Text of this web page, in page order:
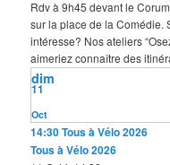
Rdv à 9h45 devant le
sur la place de la Comédie.
intéresse? Nos ateliers
aimeriez connaître des
Oct
11
dim
14:30Tous à Vélo 2026
Tous à Vélo 2026